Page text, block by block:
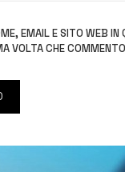
EMAIL E SITO WEB IN
VOLTA CHE